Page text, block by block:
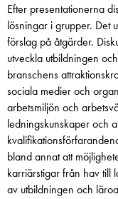
Efter presentationerna
lösningar i grupper. Det
förslag på åtgärder.
utveckla utbildningen
branschens
sociala medier och
arbetsmiljön och
ledningskunskaper och
bland annat att
karriärstigar från hav till
av utbildningen och